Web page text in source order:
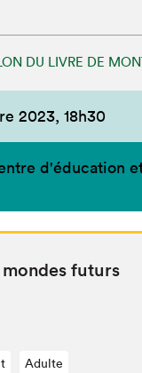
DU LIVRE DE
2023, 18h30
d'éducation
futurs
Adulte